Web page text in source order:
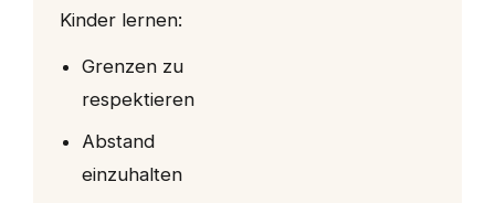
Kinder lernen:
Grenzen zu
respektieren
Abstand
einzuhalten